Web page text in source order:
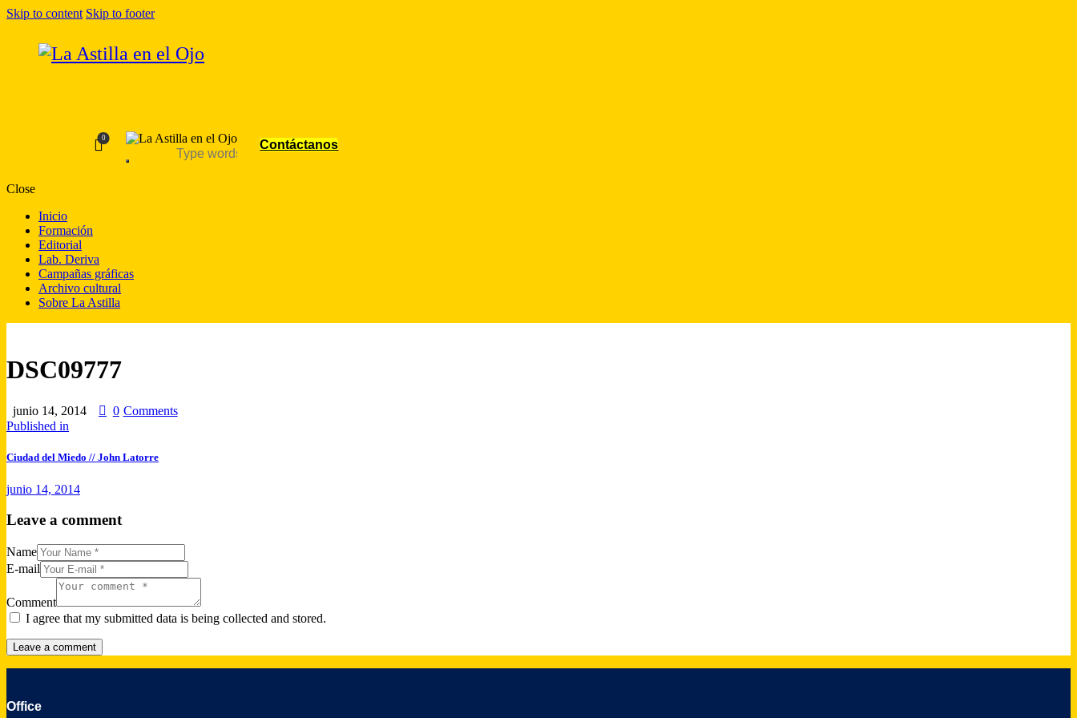
Skip to content Skip to footer
0 Contáctanos
Close
Inicio
Formación
Editorial
Lab. Deriva
Campañas gráficas
Archivo cultural
Sobre La Astilla
DSC09777
junio 14, 2014 0 Comments
Navegación
de
Published in
Ciudad del Miedo // John Latorre
junio 14, 2014
Leave a comment
Name
E-mail
Comment
I agree that my submitted data is being collected and stored.
Office